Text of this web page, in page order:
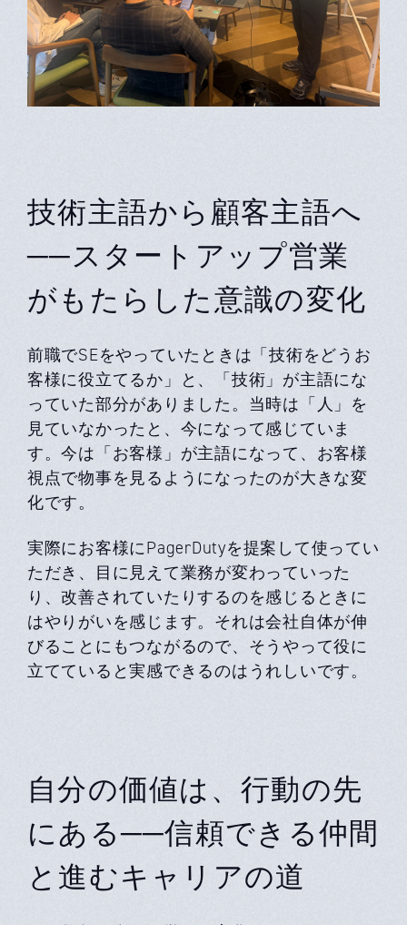
技術主語から顧客主語へ
──スタートアップ営業
がもたらした意識の変化
前職でSEをやっていたときは「技術をどうお
客様に役立てるか」と、「技術」が主語にな
っていた部分がありました。当時は「人」を
見ていなかったと、今になって感じていま
す。今は「お客様」が主語になって、お客様
視点で物事を見るようになったのが大きな変
化です。
実際にお客様にPagerDutyを提案して使ってい
ただき、目に見えて業務が変わっていった
り、改善されていたりするのを感じるときに
はやりがいを感じます。それは会社自体が伸
びることにもつながるので、そうやって役に
立てていると実感できるのはうれしいです。
自分の価値は、行動の先
にある──信頼できる仲間
と進むキャリアの道